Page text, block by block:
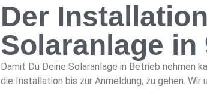
Der
Solaranlage in
Damit Du Deine Solaranlage in Betrieb nehmen
die Installation bis zur Anmeldung, zu gehen.